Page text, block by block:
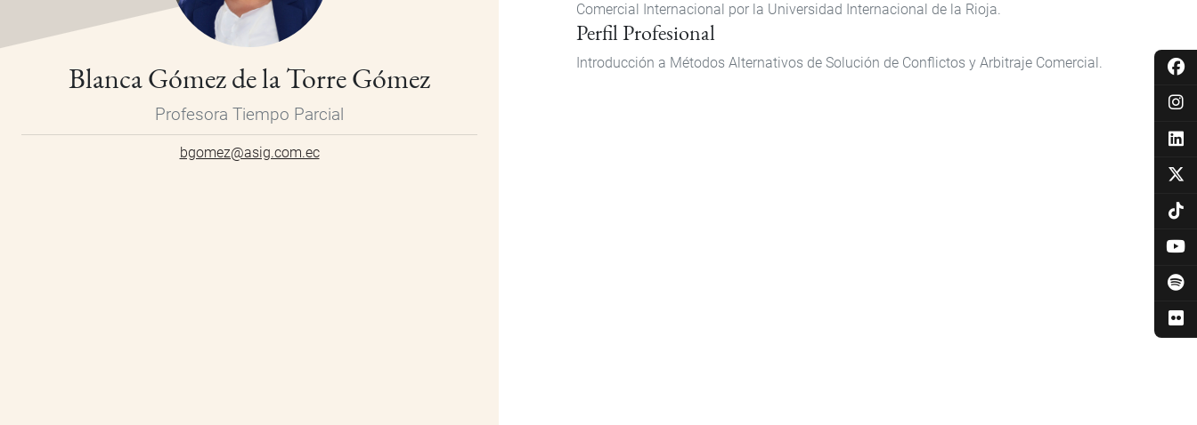
Blanca Gómez de la Torre Gómez
Profesora Tiempo Parcial
bgomez@asig.com.ec
Comercial Internacional por la Universidad Internacional de la Rioja.
Perfil Profesional
Introducción a Métodos Alternativos de Solución de Conflictos y Arbitraje Comercial.